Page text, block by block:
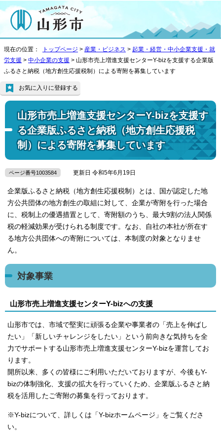
現在の位置： トップページ > 産業・ビジネス > 起業・経営・中小企業支援・就
労支援 > 中小企業の支援 > 山形市売上増進支援センターY-bizを支援する企業版
ふるさと納税（地方創生応援税制）による寄附を募集しています
山形市売上増進支援センターY-bizを支援す
る企業版ふるさと納税（地方創生応援税
制）による寄附を募集しています
お気に入りに登録する
ページ番号1003584 更新日 令和5年6月19日
企業版ふるさと納税（地方創生応援税制）とは、国が認定した地
方公共団体の地方創生の取組に対して、企業が寄附を行った場合
に、税制上の優遇措置として、寄附額のうち、最大9割の法人関係
税の軽減効果が受けられる制度です。なお、自社の本社が所在す
る地方公共団体への寄附については、本制度の対象となりませ
ん。
対象事業
山形市売上増進支援センターY-bizへの支援
山形市では、市域で堅実に頑張る企業や事業者の「売上を伸ばし
たい」「新しいチャレンジをしたい」という前向きな気持ちを全
力でサポートする山形市売上増進支援センターY-bizを運営してお
ります。
開所以来、多くの皆様にご利用いただいておりますが、今後もY-
bizの体制強化、支援の拡大を行っていくため、企業版ふるさと納
税を活用したご寄附の募集を行っております。
※Y-bizについて、詳しくは「Y-bizホームページ」をご覧くださ
い。